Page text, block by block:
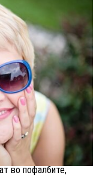
во пофалбите,